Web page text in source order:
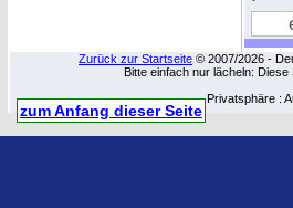
Zurück zur Startseite © 2007/2026 -
Bitte einfach nur lächeln:
Privatsphäre :
zum Anfang dieser Seite